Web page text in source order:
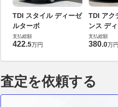
TDI スタイル ディーゼ
ルターボ
支払総額
422.5万円
TDI アク
ンス デ
支払総額
380.0万円
査定を依頼する